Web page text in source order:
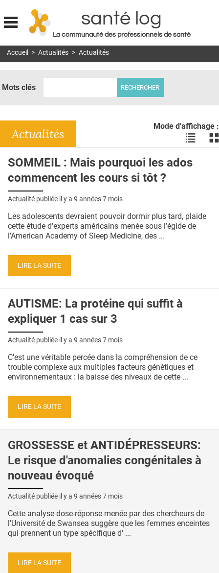
Jump to navigation
santé log
La communauté des professionnels de santé
MON COMPTE
DOSSIERS
RÉSEAUX
E-REVUE SAD
QUI SOMMES-NOUS ?
CONDITIONS GÉNÉRALES
CRÉDITS
Accueil > Actualités > Actualités
Mots clés
Mode d'affichage :
Voir
les
en
les
Actualités
SOMMEIL : Mais pourquoi les ados
commencent les cours si tôt ?
Actualité publiée il y a 9 années 7 mois
Les adolescents devraient pouvoir dormir plus tard, plaide
cette étude d'experts américains menée sous l’égide de
l’American Academy of Sleep Medicine, des ...
LIRE LA SUITE
AUTISME: La protéine qui suffit à
expliquer 1 cas sur 3
Actualité publiée il y a 9 années 7 mois
C’est une véritable percée dans la compréhension de ce
trouble complexe aux multiples facteurs génétiques et
environnementaux : la baisse des niveaux de cette ...
LIRE LA SUITE
GROSSESSE et ANTIDÉPRESSEURS:
Le risque d'anomalies congénitales à
nouveau évoqué
Actualité publiée il y a 9 années 7 mois
Cette analyse dose-réponse menée par des chercheurs de
l’Université de Swansea suggère que les femmes enceintes
qui prennent un type spécifique d' ...
LIRE LA SUITE